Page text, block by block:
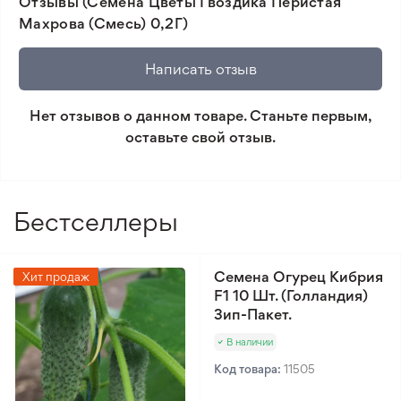
ландшафтного дизайна.
товара и реального растения.
🛡️ Защита покупок. Возврат средств за товар,
который не соответствует ожиданиям. Согласно
условиям возврата.
Минимальный заказ 300 грн.
Махрова (Смесь) 0,2Г)
Написать отзыв
Нет отзывов о данном товаре. Станьте первым,
оставьте свой отзыв.
Бестселлеры
Хит продаж
Семена Огурец Кибрия
F1 10 Шт. (Голландия)
Зип-Пакет.
В наличии
Код товара: 11505